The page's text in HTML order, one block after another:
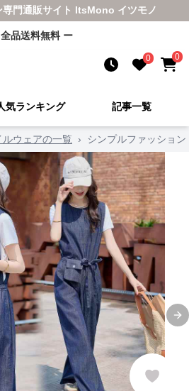
専門通販サイト ItsMono イツモノ
品送料無料 ー
0 0
気ランキング 記事一覧
ルウェアの一覧 › シンプルファッショ